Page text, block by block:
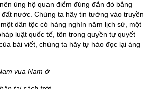
ủng hộ quan điểm đúng đắn đó bằng
nước. Chúng ta hãy tin tưởng vào truyền
dân tộc có hàng nghìn năm lịch sử, một
luật quốc tế, tôn trong quyền tự quyết
bài viết, chúng ta hãy tự hào đọc lại áng
vua Nam ở